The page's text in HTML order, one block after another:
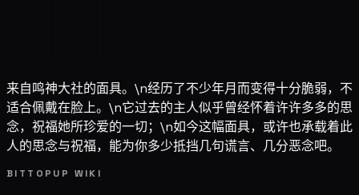
来自鸣神大社的面具。\n经历了不少年月而变得十分脆弱，不
适合佩戴在脸上。\n它过去的主人似乎曾经怀着许许多多的思
念，祝福她所珍爱的一切；\n如今这幅面具，或许也承载着此
人的思念与祝福，能为你多少抵挡几句谎言、几分恶念吧。
BITTOPUP WIKI